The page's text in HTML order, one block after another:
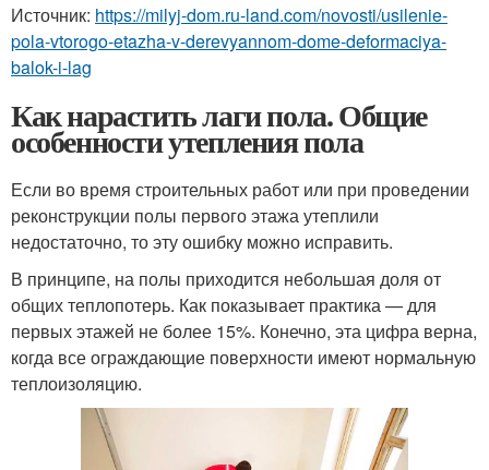
Источник: https://milyj-dom.ru-land.com/novosti/usilenie-
pola-vtorogo-etazha-v-derevyannom-dome-deformaciya-
balok-i-lag
Как нарастить лаги пола. Общие
особенности утепления пола
Если во время строительных работ или при проведении
реконструкции полы первого этажа утеплили
недостаточно, то эту ошибку можно исправить.
В принципе, на полы приходится небольшая доля от
общих теплопотерь. Как показывает практика — для
первых этажей не более 15%. Конечно, эта цифра верна,
когда все ограждающие поверхности имеют нормальную
теплоизоляцию.